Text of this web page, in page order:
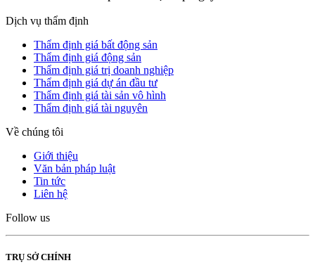
Dịch vụ thẩm định
Thẩm định giá bất động sản
Thẩm định giá động sản
Thẩm định giá trị doanh nghiệp
Thẩm định giá dự án đầu tư
Thẩm định giá tài sản vô hình
Thẩm định giá tài nguyên
Về chúng tôi
Giới thiệu
Văn bản pháp luật
Tin tức
Liên hệ
Follow us
TRỤ SỞ CHÍNH